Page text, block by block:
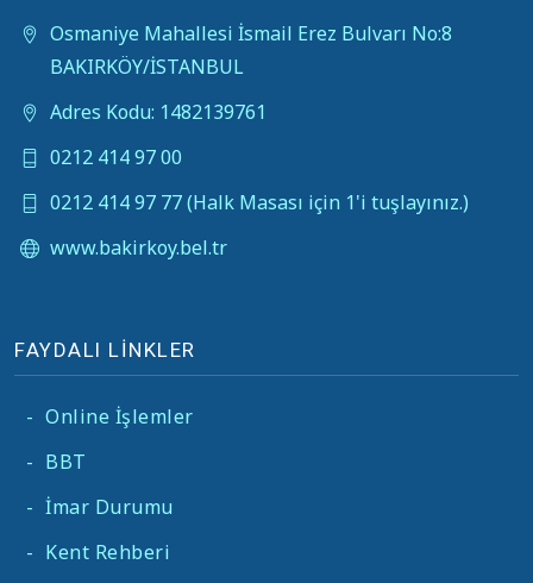
Osmaniye Mahallesi İsmail Erez Bulvarı No:8
BAKIRKÖY/İSTANBUL
Adres Kodu: 1482139761
0212 414 97 00
0212 414 97 77 (Halk Masası için 1'i tuşlayınız.)
www.bakirkoy.bel.tr
FAYDALI LİNKLER
- Online İşlemler
- BBT
- İmar Durumu
- Kent Rehberi